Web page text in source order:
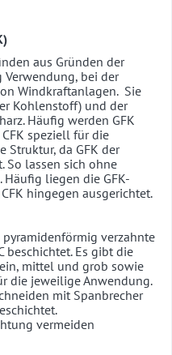
aus Gründen der
bei der
Windkraftanlagen. Sie
Kohlenstoff) und der
Häufig werden GFK
speziell für die
Struktur, da GFK der
So lassen sich ohne
liegen die GFK-
hingegen ausgerichtet.
pyramidenförmig verzahnte
beschichtet. Es gibt die
mittel und grob sowie
die jeweilige Anwendung.
mit Spanbrecher
vermeiden